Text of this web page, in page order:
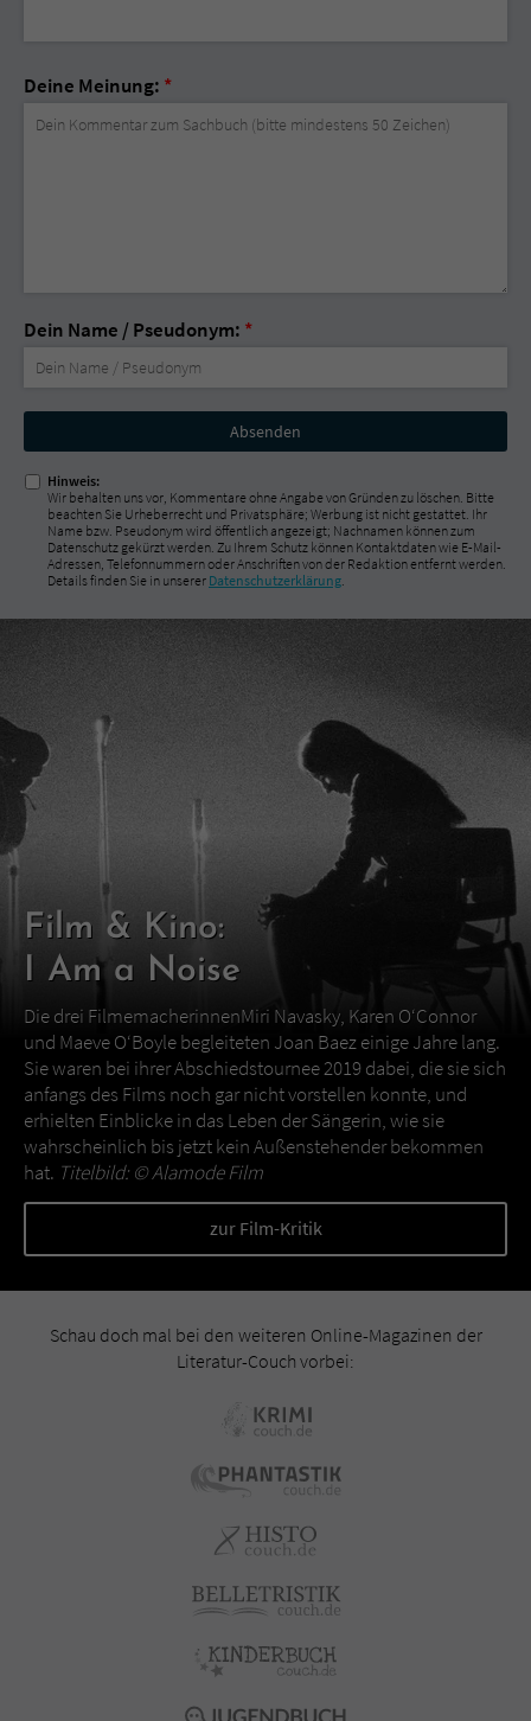
Deine Meinung: *
Dein Name / Pseudonym: *
Nicht
ausfüllen!
Hinweis:
Wir behalten uns vor, Kommentare ohne Angabe von Gründen zu löschen. Bitte
beachten Sie Urheberrecht und Privatsphäre; Werbung ist nicht gestattet. Ihr
Name bzw. Pseudonym wird öffentlich angezeigt; Nachnamen können zum
Datenschutz gekürzt werden. Zu Ihrem Schutz können Kontaktdaten wie E-Mail-
Adressen, Telefonnummern oder Anschriften von der Redaktion entfernt werden.
Details finden Sie in unserer Datenschutzerklärung.
Film & Kino:
I Am a Noise
Die drei FilmemacherinnenMiri Navasky, Karen O‘Connor
und Maeve O‘Boyle begleiteten Joan Baez einige Jahre lang.
Sie waren bei ihrer Abschiedstournee 2019 dabei, die sie sich
anfangs des Films noch gar nicht vorstellen konnte, und
erhielten Einblicke in das Leben der Sängerin, wie sie
wahrscheinlich bis jetzt kein Außenstehender bekommen
hat. Titelbild: ©Alamode Film
zur Film-Kritik
Schau doch mal bei den weiteren Online-Magazinen der
Literatur-Couch vorbei: